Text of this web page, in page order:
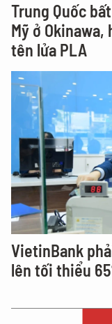
Trung Quốc
Mỹ ở
tên lửa PLA
VietinBank
lên tối thiểu